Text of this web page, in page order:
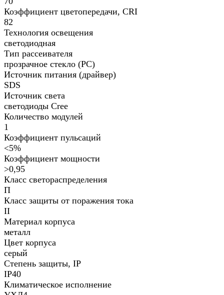
Коэффициент цветопередачи, CRI
82
Технология освещения
светодиодная
Тип рассеивателя
прозрачное стекло (PC)
Источник питания (драйвер)
SDS
Источник света
светодиоды Cree
Количество модулей
1
Коэффициент пульсаций
<5%
Коэффициент мощности
>0,95
Класс светораспределения
П
Класс защиты от поражения тока
II
Материал корпуса
металл
Цвет корпуса
серый
Степень защиты, IP
IP40
Климатическое исполнение